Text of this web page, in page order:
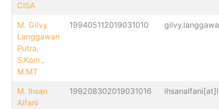
CISA
M. Gilvy
Langgawan
Putra,
S.Kom.,
M.MT
199405112019031010
M. Ihsan
Alfani
199208302019031016